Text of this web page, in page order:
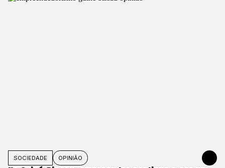
SOCIEDADE OPINIÃO JUNE 1,